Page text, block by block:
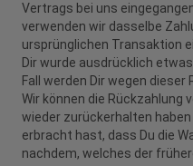
Vertrags bei uns
verwenden wir dasselbe
ursprünglichen Transaktion
Dir wurde ausdrücklich
Fall werden Dir wegen
Wir können die Rückzahlung
wieder zurückerhalten
erbracht hast, dass Du die
nachdem, welches der